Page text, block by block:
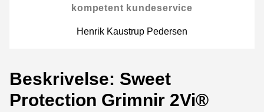
kompetent kundeservice
Henrik Kaustrup Pedersen
Beskrivelse: Sweet
Protection Grimnir 2Vi®